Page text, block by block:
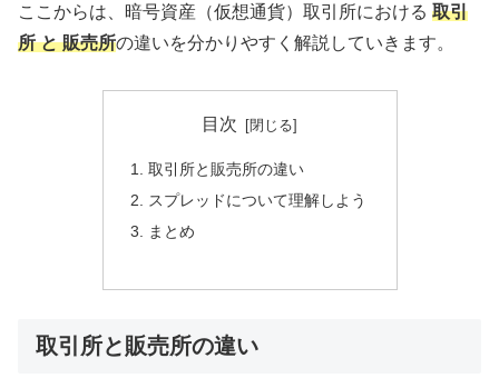
ここからは、暗号資産（仮想通貨）取引所における 取引
所と販売所の違いを分かりやすく解説していきます。
目次
取引所と販売所の違い
スプレッドについて理解しよう
まとめ
取引所と販売所の違い